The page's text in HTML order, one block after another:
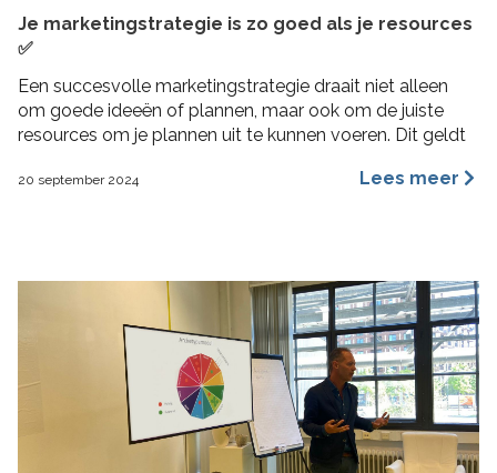
Je marketingstrategie is zo goed als je resources
✅
Een succesvolle marketingstrategie draait niet alleen
om goede ideeën of plannen, maar ook om de juiste
resources om je plannen uit te kunnen voeren. Dit geldt
kunnen zijn en efficiëntie cruciaal is. In deze blogpost 4
intern maken dat je dit gaat waarmaken!
20 september 2024 Lees meer